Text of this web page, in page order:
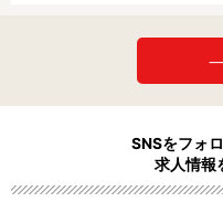
SNSをフォ
求人情報